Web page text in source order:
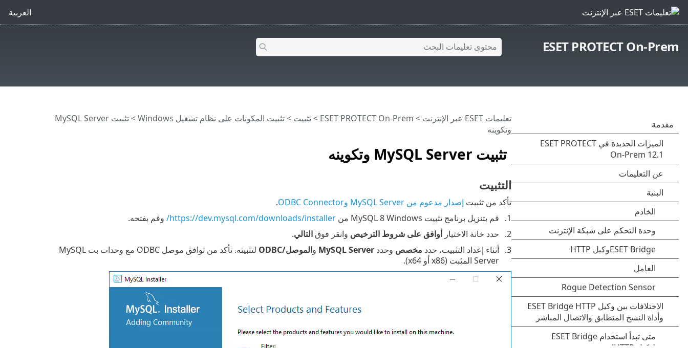
العربية
ESET PROTECT On-Prem
تثبيت MySQL Server وتكوينه
تعليمات ESET عبر الإنترنت >
ESET PROTECT On-Prem
>تثبيت >تثبيت المكونات على نظام تشغيل Windows
> تثبيت MySQL Server
وتكوينه
التثبيت
تأكد من تثبيت إصدار مدعوم من MySQL Server وODBC Connector
.
قم بتنزيل برنامج تثبيت MySQL 8 Windows من
https://dev.mysql.com/downloads/installer/ وقم بفتحه.
حدد خانة الاختيارأوافق على شروط الترخيص وانقر فوقالتالي.
أثناء إعداد التثبيت، حدد مخصص وحدد MySQL Server والموصل/ODBC
لتثبيته. تأكد من توافق موصل ODBC مع وحدات بت MySQL
Server المثبت (x86 أو x64).